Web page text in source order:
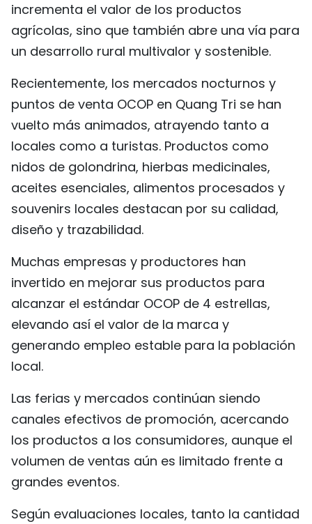
FRANÇAIS
РУССКИЙ
incrementa el valor de los productos
agrícolas, sino que también abre una vía para
un desarrollo rural multivalor y sostenible.
Recientemente, los mercados nocturnos y
puntos de venta OCOP en Quang Tri se han
vuelto más animados, atrayendo tanto a
locales como a turistas. Productos como
nidos de golondrina, hierbas medicinales,
aceites esenciales, alimentos procesados y
souvenirs locales destacan por su calidad,
diseño y trazabilidad.
Muchas empresas y productores han
invertido en mejorar sus productos para
alcanzar el estándar OCOP de 4 estrellas,
elevando así el valor de la marca y
generando empleo estable para la población
local.
Las ferias y mercados continúan siendo
canales efectivos de promoción, acercando
los productos a los consumidores, aunque el
volumen de ventas aún es limitado frente a
grandes eventos.
Según evaluaciones locales, tanto la cantidad